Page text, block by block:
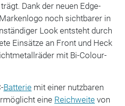
Dank der neuen Edge-
noch sichtbarer in
Look entsteht durch
Einsätze an Front und Heck
mit Bi-Colour-
Batteriemit einer nutzbaren
eine Reichweitevon